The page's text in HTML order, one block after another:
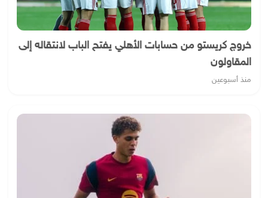
خروج كريستو من حسابات الأهلي يفتح الباب لانتقاله إلى
المقاولون
منذ أسبوعين